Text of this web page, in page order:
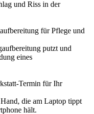
für Pflege und
Termin für Ihr